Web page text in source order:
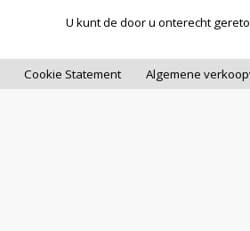
U kunt de door u onterecht
Cookie Statement Algemene